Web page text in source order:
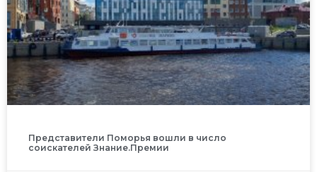
Представители Поморья вошли в число
соискателей Знание.Премии